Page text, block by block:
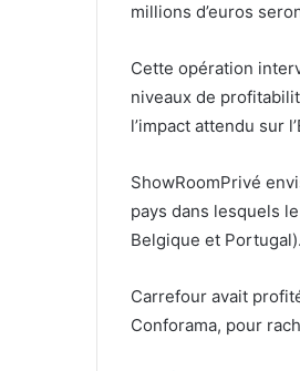
millions d’euros
Cette opération
niveaux de
l’impact attendu sur
ShowRoomPrivé
pays dans lesquels
Belgique et Portugal).
Carrefour avait
Conforama, pour